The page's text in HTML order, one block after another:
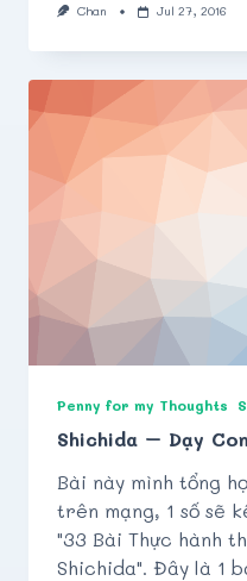
Chan Jul 27, 2016
Penny for my Thoughts
Shichida – Dạy
Bài này mình tổng
trên mạng, 1 số sẽ
"33 Bài Thực hành
Shichida". Đây là 1